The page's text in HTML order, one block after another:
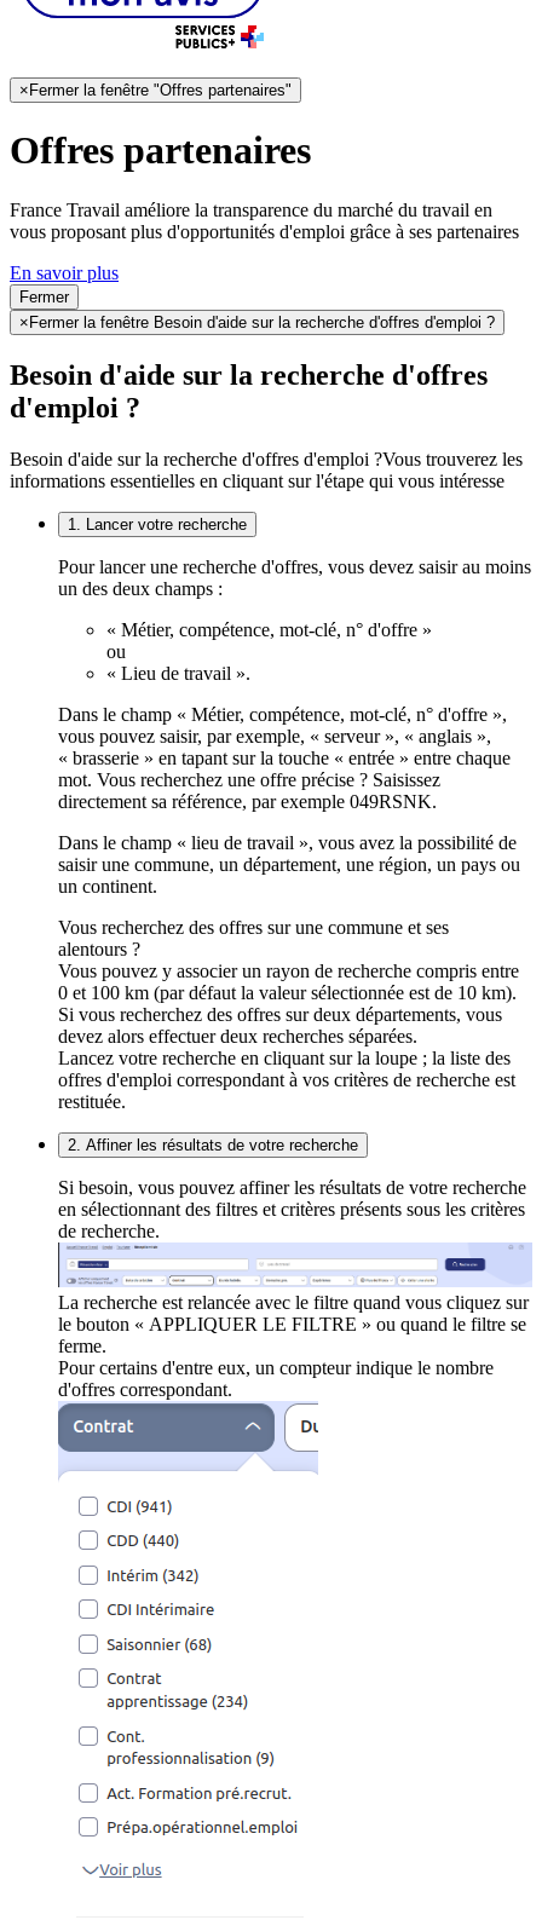
× Fermer la fenêtre "Offres partenaires"
Offres partenaires
France Travail améliore la transparence du marché du travail en
vous proposant plus d'opportunités d'emploi grâce à ses partenaires
En savoir plus
Fermer
× Fermer la fenêtre Besoin d'aide sur la recherche d'offres d'emploi ?
Besoin d'aide sur la recherche d'offres
d'emploi ?
Besoin d'aide sur la recherche d'offres d'emploi ?Vous trouverez les
informations essentielles en cliquant sur l'étape qui vous intéresse
1. Lancer votre recherche
Pour lancer une recherche d'offres, vous devez saisir au moins
un des deux champs :
« Métier, compétence, mot-clé, n° d'offre »
ou
« Lieu de travail ».
Dans le champ « Métier, compétence, mot-clé, n° d'offre »,
vous pouvez saisir, par exemple, « serveur », « anglais »,
« brasserie » en tapant sur la touche « entrée » entre chaque
mot. Vous recherchez une offre précise ? Saisissez
directement sa référence, par exemple 049RSNK.
Dans le champ « lieu de travail », vous avez la possibilité de
saisir une commune, un département, une région, un pays ou
un continent.
Vous recherchez des offres sur une commune et ses
alentours ?
Vous pouvez y associer un rayon de recherche compris entre
0 et 100 km (par défaut la valeur sélectionnée est de 10 km).
Si vous recherchez des offres sur deux départements, vous
devez alors effectuer deux recherches séparées.
Lancez votre recherche en cliquant sur la loupe ; la liste des
offres d'emploi correspondant à vos critères de recherche est
restituée.
2. Affiner les résultats de votre recherche
Si besoin, vous pouvez affiner les résultats de votre recherche
en sélectionnant des filtres et critères présents sous les critères
de recherche.
La recherche est relancée avec le filtre quand vous cliquez sur
le bouton « APPLIQUER LE FILTRE » ou quand le filtre se
ferme.
Pour certains d'entre eux, un compteur indique le nombre
d'offres correspondant.